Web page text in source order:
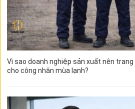
Vì sao doanh nghiệp sản xuất nên trang
cho công nhân mùa lạnh?